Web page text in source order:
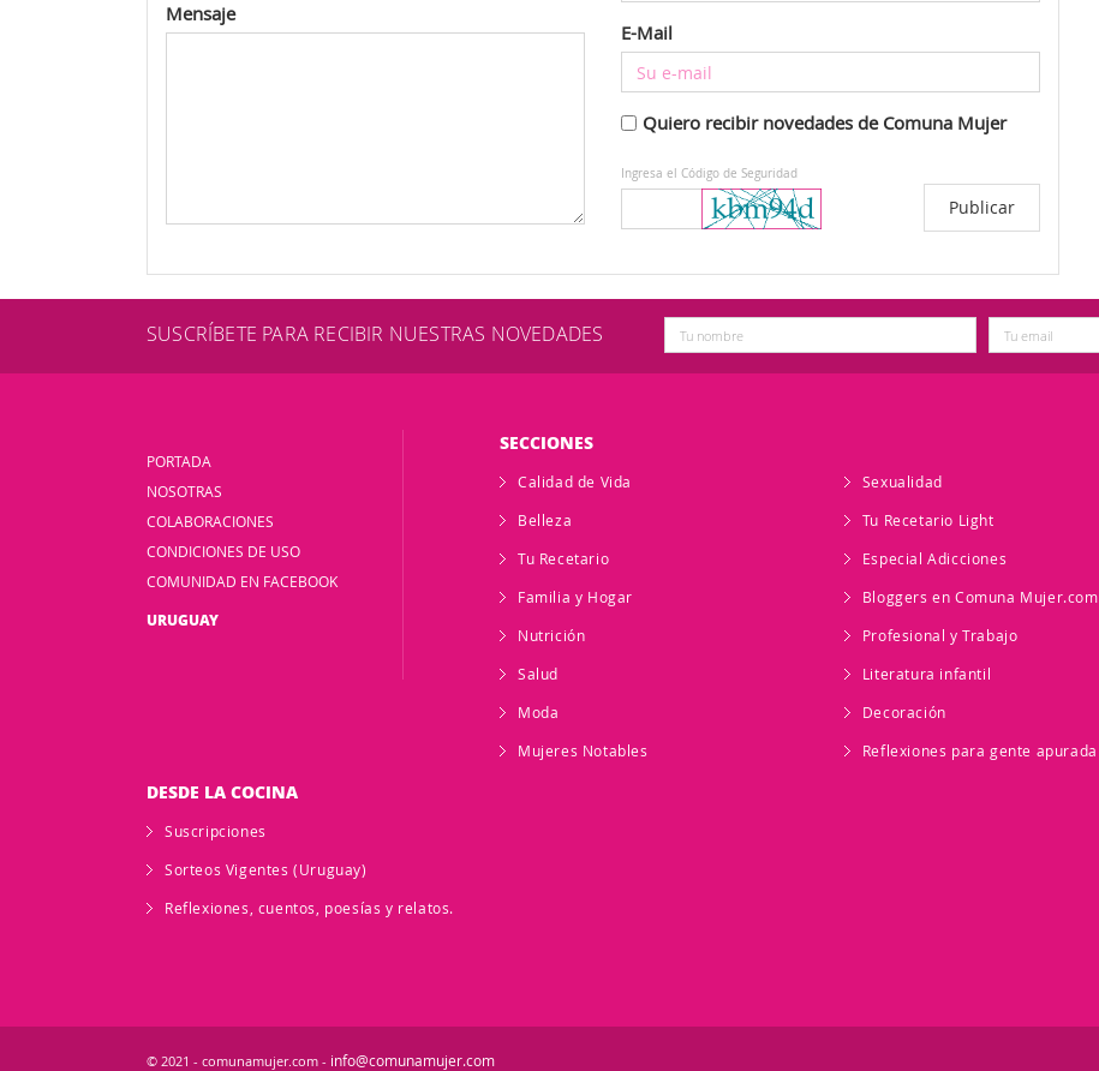
Mensaje
E-Mail
Quiero recibir novedades de Comuna Mujer
Ingresa el Código de Seguridad
SUSCRÍBETE PARA RECIBIR NUESTRAS NOVEDADES
PORTADA
NOSOTRAS
COLABORACIONES
CONDICIONES DE USO
COMUNIDAD EN FACEBOOK
URUGUAY
SECCIONES
Calidad de Vida
Belleza
Tu Recetario
Familia y Hogar
Nutrición
Salud
Moda
Mujeres Notables
Sexualidad
Tu Recetario Light
Especial Adicciones
Bloggers en Comuna Mujer.com
Profesional y Trabajo
Literatura infantil
Decoración
Reflexiones para gente apurada
DESDE LA COCINA
Suscripciones
Sorteos Vigentes (Uruguay)
Reflexiones, cuentos, poesías y relatos.
© 2021 - comunamujer.com - info@comunamujer.com